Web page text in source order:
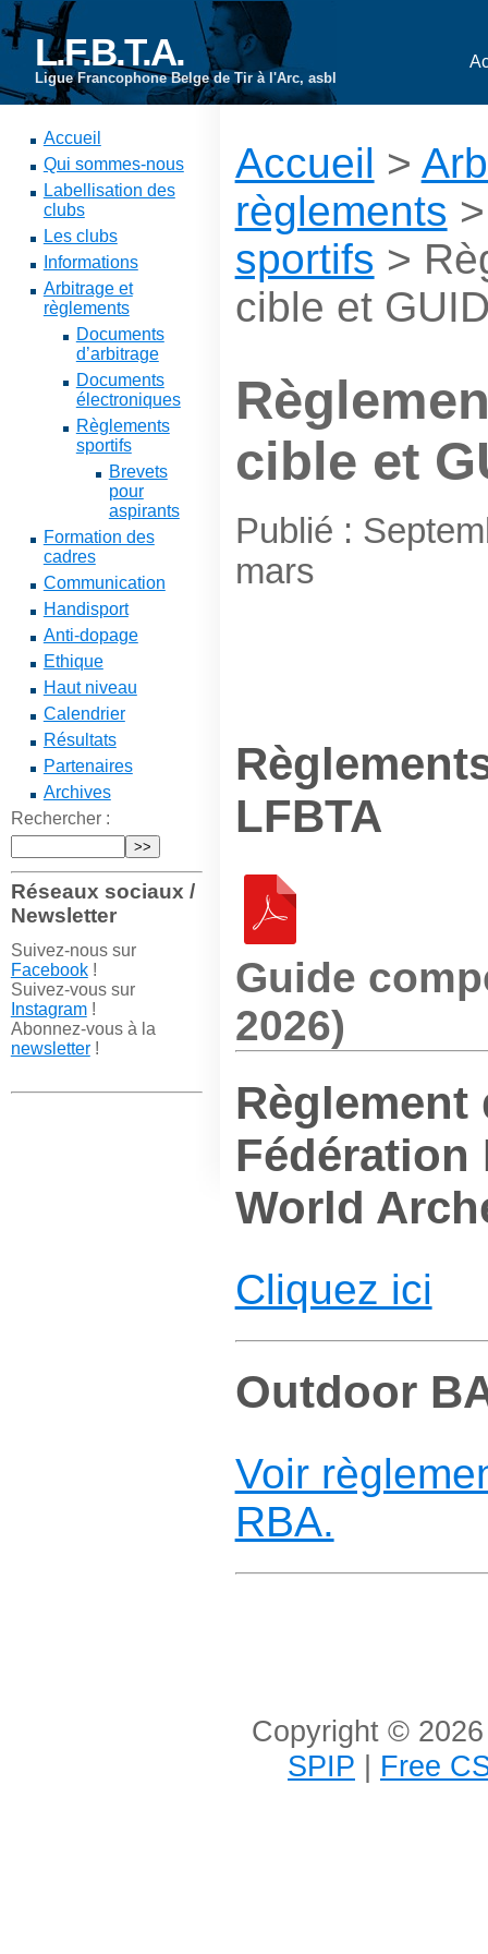
L.F.B.T.A.
Ligue Francophone Belge de Tir à l'Arc, asbl
Accueil
Qui sommes-nous
Labellisation des
clubs
Les clubs
Informations
Arbitrage et
règlements
Documents
d’arbitrage
Documents
électroniques
Règlements
sportifs
Brevets
pour
aspirants
Formation des
cadres
Communication
Handisport
Anti-dopage
Ethique
Haut niveau
Calendrier
Résultats
Partenaires
Archives
Rechercher :
Réseaux sociaux /
Newsletter
Suivez-nous sur
Facebook!
Suivez-vous sur
Instagram!
Abonnez-vous à la
newsletter!
Accueil >
règlements
sportifs >
cible et
cible et
Publié :
mars
LFBTA
Guide
2026)
Règlement
Fédération
World
Cliquez ici
Outdoor
Voir
RBA.
Copyright ©
SPIP | Free